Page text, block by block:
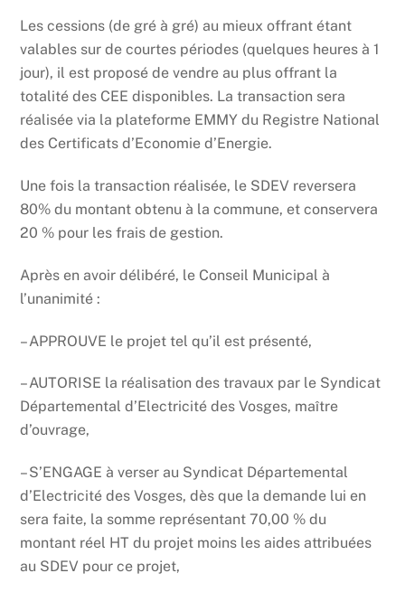
Les cessions (de gré à gré) au mieux offrant étant
valables sur de courtes périodes (quelques heures à 1
jour), il est proposé de vendre au plus offrant la
totalité des CEE disponibles. La transaction sera
réalisée via la plateforme EMMY du Registre National
des Certificats d’Economie d’Energie.
Une fois la transaction réalisée, le SDEV reversera
80% du montant obtenu à la commune, et conservera
20 % pour les frais de gestion.
Après en avoir délibéré, le Conseil Municipal à
l’unanimité :
– APPROUVE le projet tel qu’il est présenté,
– AUTORISE la réalisation des travaux par le Syndicat
Départemental d’Electricité des Vosges, maître
d’ouvrage,
– S’ENGAGE à verser au Syndicat Départemental
d’Electricité des Vosges, dès que la demande lui en
sera faite, la somme représentant 70,00 % du
montant réel HT du projet moins les aides attribuées
au SDEV pour ce projet,